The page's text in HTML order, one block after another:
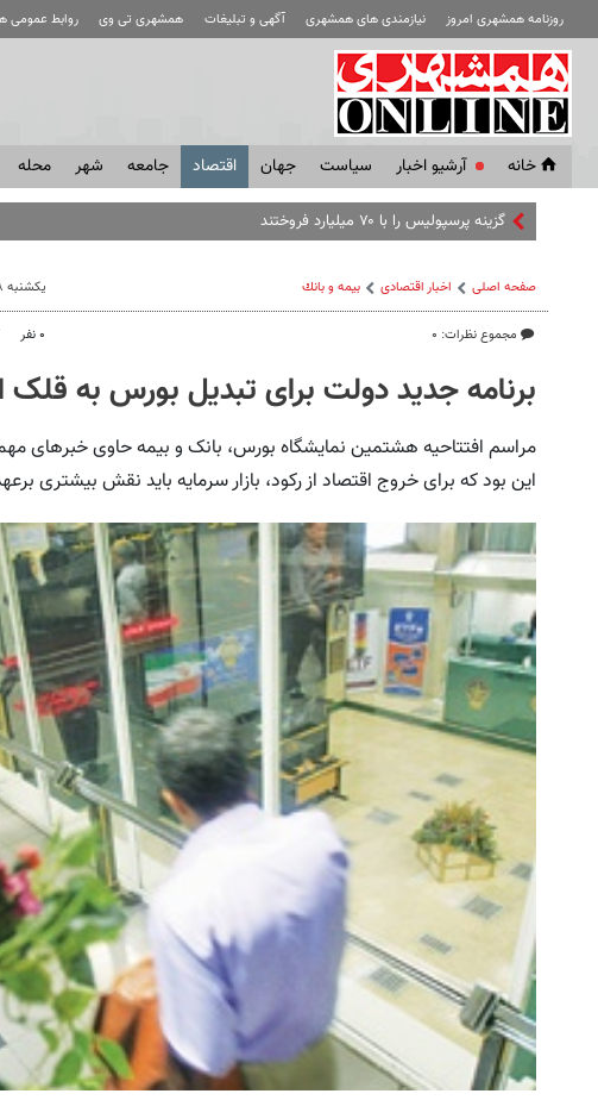
روزنامه همشهری امروز نیازمندی های همشهری آگهی و تبلیغات همشهری تی وی روابط عمومی
خانه آرشیو اخبار سياست جهان اقتصاد جامعه شهر محله
بازیک
صفحه اصلی اخبار اقتصادی بيمه و بانك
مجموع نظرات: ۰
یکشنبه ۱۸ خرداد ۱۳۹۳ - ۱۴:۴۶
۰ نفر
برنامه جدید دولت برای تبدیل بورس به قلک
مراسم افتتاحیه هشتمین نمایشگاه بورس، بانک و بیمه حاوی خبر‌های
این بود که برای خروج اقتصاد از رکود، بازار سرمایه باید نقش بیشتری
جلبک هیچ جای خالی توی موهات
نمیذاره 40%تخفیف
تخفیف ویژه!
به بزرگترین جشنواره ایمپلنت تهران سر
! | فقط ۲۵ میلیون !
رزرورایگان نوبت